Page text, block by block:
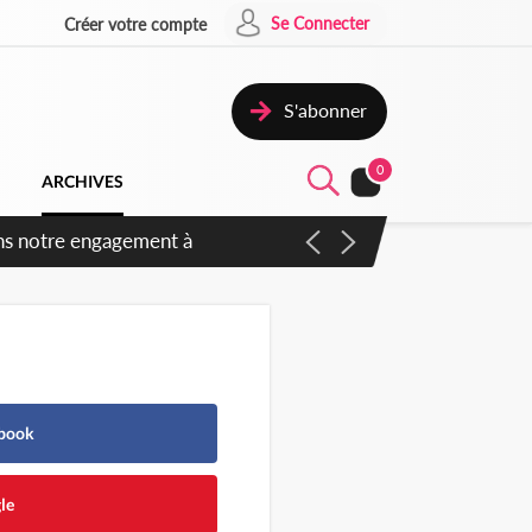
Créer votre compte Se Connecter
S'abonner
ARCHIVES
0
notre engagement à